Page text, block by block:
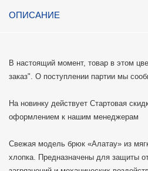
ОПИСАНИЕ
В настоящий момент, товар в этом
заказ". О поступлении партии мы
На новинку действует Стартовая
оформлением к нашим менеджерам
Свежая модель брюк «Алатау» из
хлопка. Предназначены для защиты